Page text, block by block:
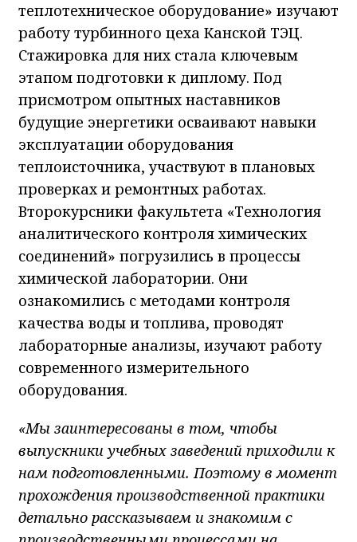
теплотехническое оборудование» изучают
работу турбинного цеха Канской ТЭЦ.
Стажировка для них стала ключевым
этапом подготовки к диплому. Под
присмотром опытных наставников
будущие энергетики осваивают навыки
эксплуатации оборудования
теплоисточника, участвуют в плановых
проверках и ремонтных работах.
Второкурсники факультета «Технология
аналитического контроля химических
соединений» погрузились в процессы
химической лаборатории. Они
ознакомились с методами контроля
качества воды и топлива, проводят
лабораторные анализы, изучают работу
современного измерительного
оборудования.
«Мы заинтересованы в том, чтобы
выпускники учебных заведений приходили к
нам подготовленными. Поэтому в момент
прохождения производственной практики
детально рассказываем и знакомим с